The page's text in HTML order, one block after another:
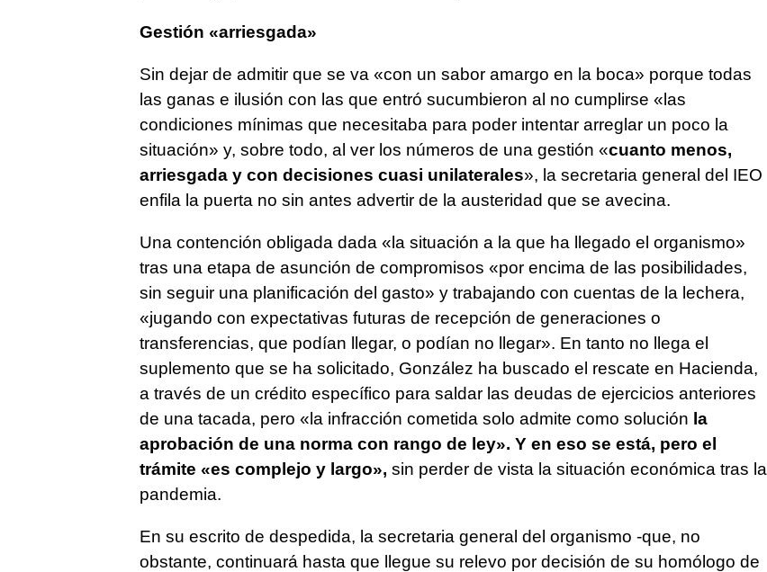
Gestión «arriesgada»
Sin dejar de admitir que se va «con un sabor amargo en la boca» porque todas
las ganas e ilusión con las que entró sucumbieron al no cumplirse «las
condiciones mínimas que necesitaba para poder intentar arreglar un poco la
situación» y, sobre todo, al ver los números de una gestión «cuanto menos,
arriesgada y con decisiones cuasi unilaterales», la secretaria general del IEO
enfila la puerta no sin antes advertir de la austeridad que se avecina.
Una contención obligada dada «la situación a la que ha llegado el organismo»
tras una etapa de asunción de compromisos «por encima de las posibilidades,
sin seguir una planificación del gasto» y trabajando con cuentas de la lechera,
«jugando con expectativas futuras de recepción de generaciones o
transferencias, que podían llegar, o podían no llegar». En tanto no llega el
suplemento que se ha solicitado, González ha buscado el rescate en Hacienda,
a través de un crédito específico para saldar las deudas de ejercicios anteriores
de una tacada, pero «la infracción cometida solo admite como solución la
aprobación de una norma con rango de ley». Y en eso se está, pero el
trámite «es complejo y largo», sin perder de vista la situación económica tras la
pandemia.
En su escrito de despedida, la secretaria general del organismo -que, no
obstante, continuará hasta que llegue su relevo por decisión de su homólogo de